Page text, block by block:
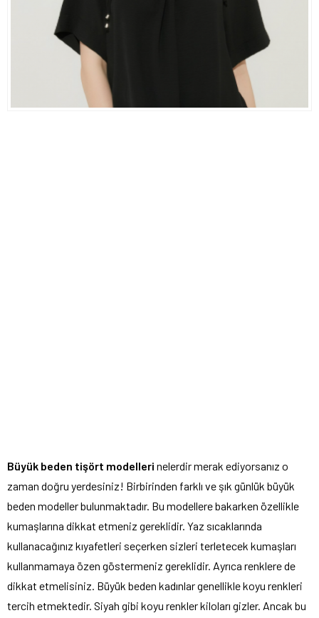
Büyük beden tişört modelleri nelerdir merak ediyorsanız o
zaman doğru yerdesiniz! Birbirinden farklı ve şık günlük büyük
beden modeller bulunmaktadır. Bu modellere bakarken özellikle
kumaşlarına dikkat etmeniz gereklidir. Yaz sıcaklarında
kullanacağınız kıyafetleri seçerken sizleri terletecek kumaşları
kullanmamaya özen göstermeniz gereklidir. Ayrıca renklere de
dikkat etmelisiniz. Büyük beden kadınlar genellikle koyu renkleri
tercih etmektedir. Siyah gibi koyu renkler kiloları gizler. Ancak bu